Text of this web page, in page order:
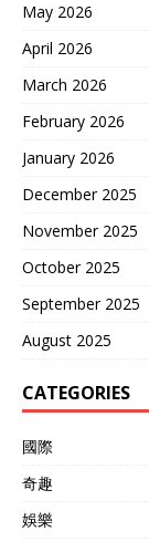
May 2026
April 2026
March 2026
February 2026
January 2026
December 2025
November 2025
October 2025
September 2025
August 2025
CATEGORIES
國際
奇趣
娛樂